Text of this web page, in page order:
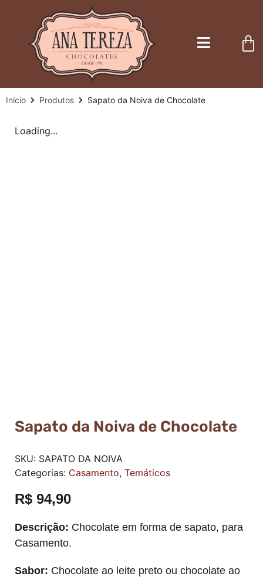
Início Produtos Sapato da Noiva de Chocolate
Loading...
Sapato da Noiva de Chocolate
SKU: SAPATO DA NOIVA
Categorias: Casamento, Temáticos
R$ 94,90
Descrição: Chocolate em forma de sapato, para
Casamento.
Sabor: Chocolate ao leite preto ou chocolate ao